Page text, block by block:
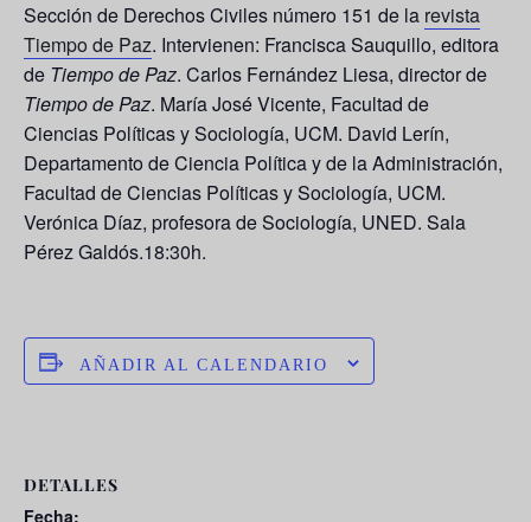
Sección de Derechos Civiles número 151 de la revista
Tiempo de Paz. Intervienen: Francisca Sauquillo, editora
de Tiempo de Paz. Carlos Fernández Liesa, director de
Tiempo de Paz. María José Vicente, Facultad de
Ciencias Políticas y Sociología, UCM. David Lerín,
Departamento de Ciencia Política y de la Administración,
Facultad de Ciencias Políticas y Sociología, UCM.
Verónica Díaz, profesora de Sociología, UNED. Sala
Pérez Galdós.18:30h.
AÑADIR AL CALENDARIO
DETALLES
Fecha: